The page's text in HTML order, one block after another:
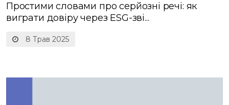
8 Трав 2025
Простими словами про серйозні речі: як
виграти довіру через ESG-зві...